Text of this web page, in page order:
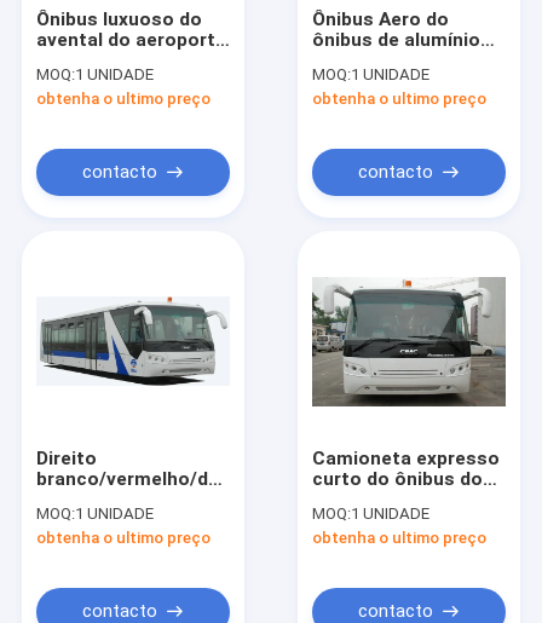
Sobre nós
Excursão da fábrica
Peça umas citações
Ônibus luxuoso do
avental do aeroporto
passageiro DVD +
MP3 77 com base de
MOQ:1 UNIDADE
obtenha o ultimo preço
contacto
Ônibus Aero do
ônibus de alumínio
aeroporto
internacional do
MOQ:1 UNIDADE
obtenha o ultimo preço
contacto
Direito
branco/vermelho/do
aeroporto do avental
do ônibus/ônibus
pintura de PPG
MOQ:1 UNIDADE
obtenha o ultimo preço
contacto
Camioneta expresso
curto do ônibus do
do raio da volta ao
aeroporto para o
MOQ:1 UNIDADE
obtenha o ultimo preço
contacto